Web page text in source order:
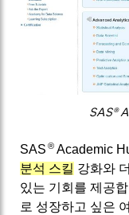
SAS®
SAS ®Academic
분석 스킬 강화와
있는 기회를 제공
로 성장하고 싶은